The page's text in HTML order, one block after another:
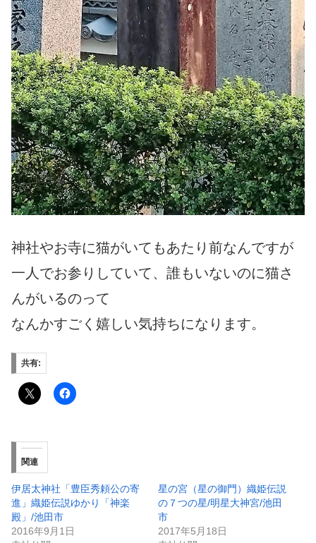
神社やお寺に猫がいてもあたり前なんですが
一人でお参りしていて、誰もいないのに猫さ
んがいるのって
なんかすごく嬉しい気持ちになります。
共有:
関連
伊居太神社「豊臣秀頼公の寄
進」織姫伝説ゆかり「神楽
殿」/池田市
2016年9月1日
星の宮（星の御門）織姫伝説
の７つの星/明星大神宮/池田
市
2017年5月18日